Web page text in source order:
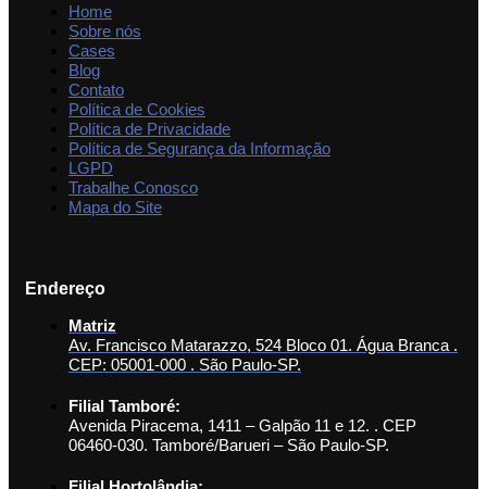
Home
Sobre nós
Cases
Blog
Contato
Política de Cookies
Política de Privacidade
Política de Segurança da Informação
LGPD
Trabalhe Conosco
Mapa do Site
Endereço
Matriz
Av. Francisco Matarazzo, 524 Bloco 01. Água Branca .
CEP: 05001-000 . São Paulo-SP.
Filial Tamboré:
Avenida Piracema, 1411 – Galpão 11 e 12. . CEP
06460-030. Tamboré/Barueri – São Paulo-SP.